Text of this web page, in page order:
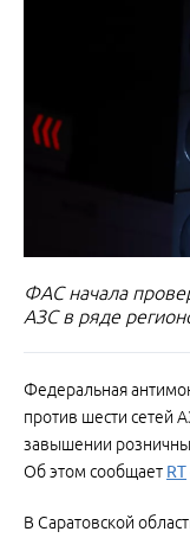
ФАС начала
АЗС в ряде
Федеральная
против шести сетей
завышении
Об этом сообщает RT
В Саратовской